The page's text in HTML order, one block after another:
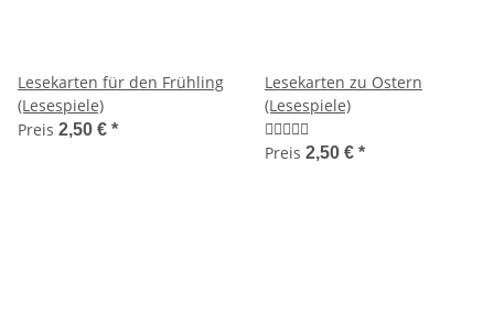
Lesekarten für den Frühling
(Lesespiele)
Preis 2,50 € *
Lesekarten zu Ostern
(Lesespiele)
Preis 2,50 € *